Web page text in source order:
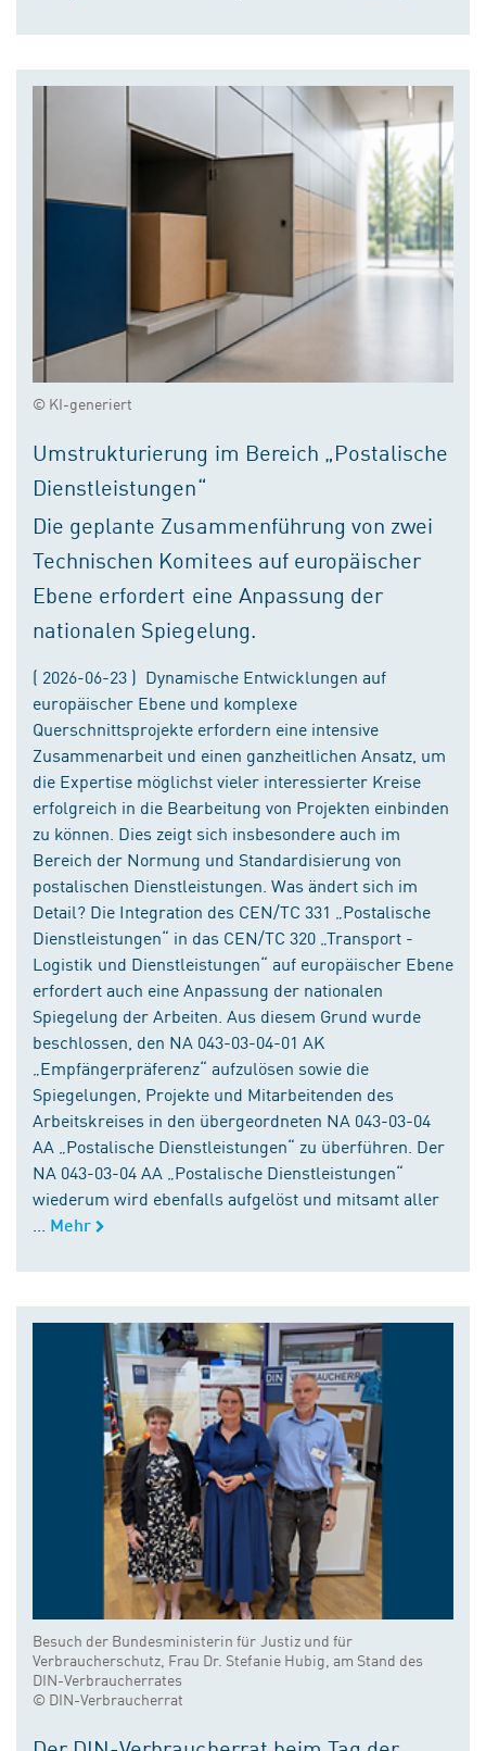
© KI-generiert
Umstrukturierung im Bereich „Postalische
Dienstleistungen“
Die geplante Zusammenführung von zwei
Technischen Komitees auf europäischer
Ebene erfordert eine Anpassung der
nationalen Spiegelung.
( 2026-06-23 ) Dynamische Entwicklungen auf
europäischer Ebene und komplexe
Querschnittsprojekte erfordern eine intensive
Zusammenarbeit und einen ganzheitlichen Ansatz, um
die Expertise möglichst vieler interessierter Kreise
erfolgreich in die Bearbeitung von Projekten einbinden
zu können. Dies zeigt sich insbesondere auch im
Bereich der Normung und Standardisierung von
postalischen Dienstleistungen. Was ändert sich im
Detail? Die Integration des CEN/TC 331 „Postalische
Dienstleistungen“ in das CEN/TC 320 „Transport -
Logistik und Dienstleistungen“ auf europäischer Ebene
erfordert auch eine Anpassung der nationalen
Spiegelung der Arbeiten. Aus diesem Grund wurde
beschlossen, den NA 043-03-04-01 AK
„Empfängerpräferenz“ aufzulösen sowie die
Spiegelungen, Projekte und Mitarbeitenden des
Arbeitskreises in den übergeordneten NA 043-03-04
AA „Postalische Dienstleistungen“ zu überführen. Der
NA 043-03-04 AA „Postalische Dienstleistungen“
wiederum wird ebenfalls aufgelöst und mitsamt aller
Mehr
Besuch der Bundesministerin für Justiz und für
Verbraucherschutz, Frau Dr. Stefanie Hubig, am Stand des
DIN-Verbraucherrates
© DIN-Verbraucherrat